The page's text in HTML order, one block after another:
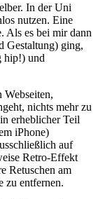
In der Uni
nutzen. Eine
Als es bei mir dann
Gestaltung) ging,
hip!) und
nichts mehr zu
erheblicher Teil
iPhone)
auf
Retro-Effekt
Retuschen am
zu entfernen.